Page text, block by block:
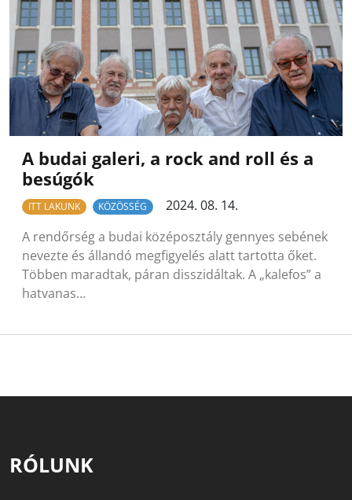
A budai galeri, a rock and roll és a
besúgók
ITT LAKUNK KÖZÖSSÉG
2024. 08. 14.
A rendőrség a budai középosztály gennyes sebének
nevezte és állandó megfigyelés alatt tartotta őket.
Többen maradtak, páran disszidáltak. A „kalefos” a
hatvanas…
RÓLUNK